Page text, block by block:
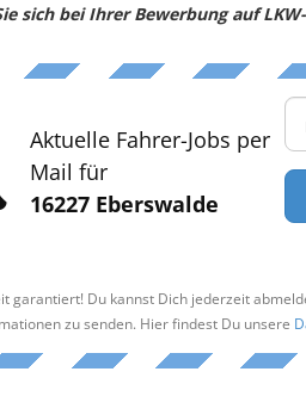
sich bei Ihrer Bewerbung auf
Aktuelle Fahrer-Jobs per
Mail für
16227 Eberswalde
garantiert! Du kannst Dich jederzeit
zu senden. Hier findest Du unsere